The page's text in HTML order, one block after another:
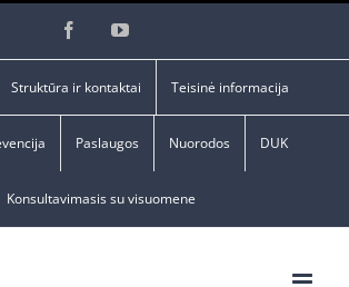
FacebookYouTube
Struktūra ir kontaktai Teisinė informacija
Paslaugos Nuorodos DUK
Konsultavimasis su visuomene